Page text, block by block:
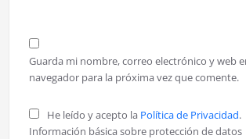
Guarda mi nombre, correo electrónico y web
navegador para la próxima vez que comente.
He leído y acepto la Política de Privacidad.
Información básica sobre protección de datos